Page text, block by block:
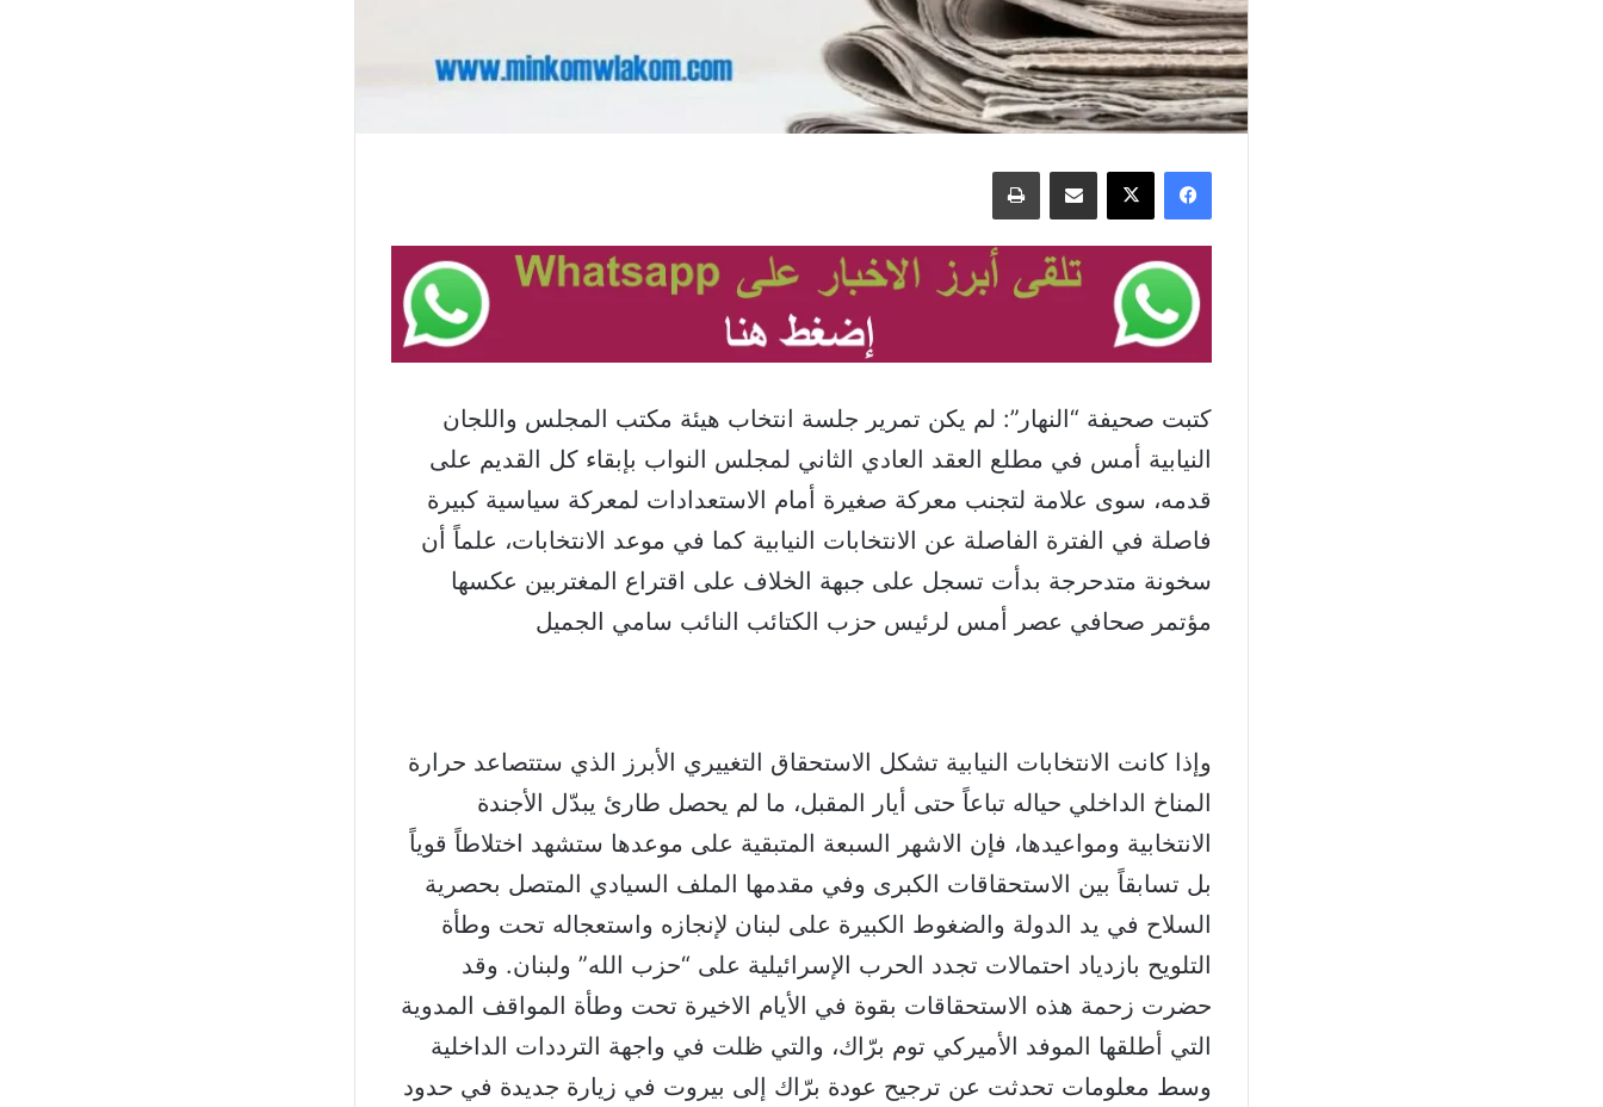
فيسبوك ‫X مشاركة عبر البريد طباعة
كتبت صحيفة “النهار”: لم يكن تمرير جلسة انتخاب هيئة مكتب المجلس واللجان
النيابية أمس في مطلع العقد العادي الثاني لمجلس النواب بإبقاء كل القديم على
قدمه، سوى علامة لتجنب معركة صغيرة أمام الاستعدادات لمعركة سياسية كبيرة
فاصلة في الفترة الفاصلة عن الانتخابات النيابية كما في موعد الانتخابات، علماً أن
سخونة متدحرجة بدأت تسجل على جبهة الخلاف على اقتراع المغتربين عكسها
مؤتمر صحافي عصر أمس لرئيس حزب الكتائب النائب سامي الجميل
وإذا كانت الانتخابات النيابية تشكل الاستحقاق التغييري الأبرز الذي ستتصاعد حرارة
المناخ الداخلي حياله تباعاً حتى أيار المقبل، ما لم يحصل طارئ يبدّل الأجندة
الانتخابية ومواعيدها، فإن الاشهر السبعة المتبقية على موعدها ستشهد اختلاطاً قوياً
بل تسابقاً بين الاستحقاقات الكبرى وفي مقدمها الملف السيادي المتصل بحصرية
السلاح في يد الدولة والضغوط الكبيرة على لبنان لإنجازه واستعجاله تحت وطأة
التلويح بازدياد احتمالات تجدد الحرب الإسرائيلية على “حزب الله” ولبنان. وقد
حضرت زحمة هذه الاستحقاقات بقوة في الأيام الاخيرة تحت وطأة المواقف المدوية
التي أطلقها الموفد الأميركي توم برّاك، والتي ظلت في واجهة الترددات الداخلية
وسط معلومات تحدثت عن ترجيح عودة برّاك إلى بيروت في زيارة جديدة في حدود